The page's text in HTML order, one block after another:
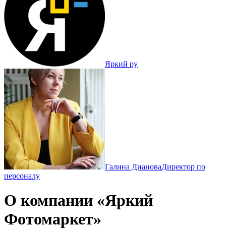
Яркий ру
Галина ДиановаДиректор по
персоналу
О компании «Яркий
Фотомаркет»